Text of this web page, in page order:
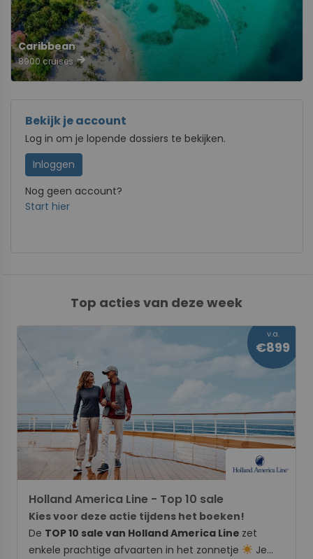
Caribbean
8900 cruisesarrow_forward
Bekijk je account
Log in om je lopende dossiers te bekijken.
Inloggen
Nog geen account?
Start hier
Top acties van deze week
v.a.
€899
Holland America Line - Top 10 sale
Kies voor deze actie tijdens het boeken!
De TOP 10 sale van Holland America Line zet
enkele prachtige afvaarten in het zonnetje
Je